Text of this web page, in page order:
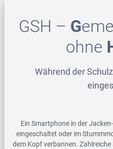
GSH – G
ohne
Während der
Ein Smartphone in der
eingeschaltet oder im
dem Kopf verbannen.